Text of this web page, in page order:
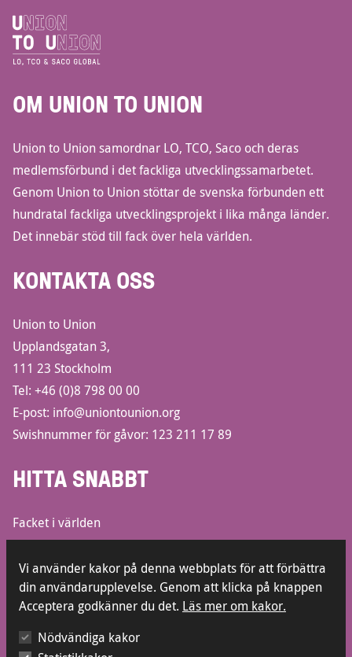
OM UNION TO UNION
Union to Union samordnar LO, TCO, Saco och deras
medlemsförbund i det fackliga utvecklingssamarbetet.
Genom Union to Union stöttar de svenska förbunden ett
hundratal fackliga utvecklingsprojekt i lika många länder.
Det innebär stöd till fack över hela världen.
KONTAKTA OSS
Union to Union
Upplandsgatan 3,
111 23 Stockholm
Tel: +46 (0)8 798 00 00
E-post: info@uniontounion.org
Swishnummer för gåvor: 123 211 17 89
HITTA SNABBT
Facket i världen
Informationsbroschyrer
Lediga jobb
Kontakt
Press
Visselblåsarfunktion
Vi använder kakor på denna webbplats för att förbättra
din användarupplevelse. Genom att klicka på knappen
Acceptera godkänner du det. Läs mer om kakor.
Nödvändiga kakor